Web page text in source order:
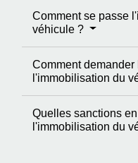
Comment se passe
véhicule ?
Comment demander
l'immobilisation du
Quelles sanctions
l'immobilisation du